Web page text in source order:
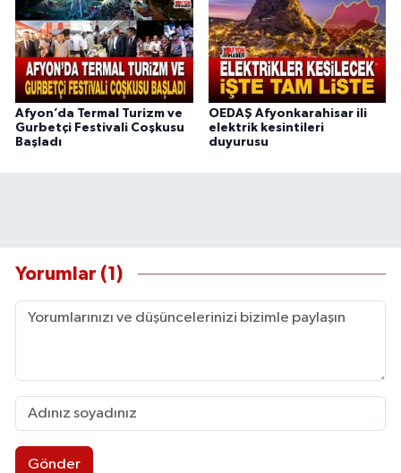
Afyon’da Termal Turizm ve
Gurbetçi Festivali Coşkusu
Başladı
OEDAŞ Afyonkarahisar ili
elektrik kesintileri
duyurusu
Yorumlar (1)
Gönder